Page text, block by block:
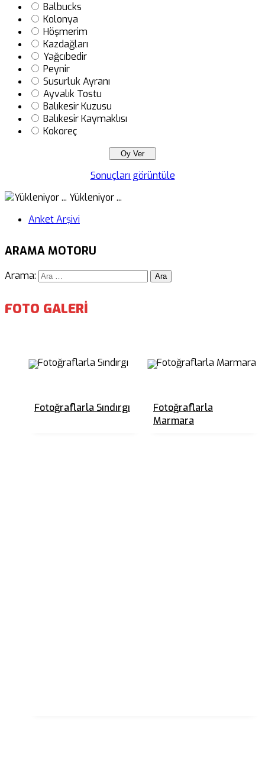
Balbucks
Kolonya
Höşmerim
Kazdağları
Yağcıbedir
Peynir
Susurluk Ayranı
Ayvalık Tostu
Balıkesir Kuzusu
Balıkesir Kaymaklısı
Kokoreç
Sonuçları görüntüle
Yükleniyor ...
Anket Arşivi
ARAMA MOTORU
Arama:
FOTO GALERİ
Fotoğraflarla Sındırgı
Fotoğraflarla
Marmara